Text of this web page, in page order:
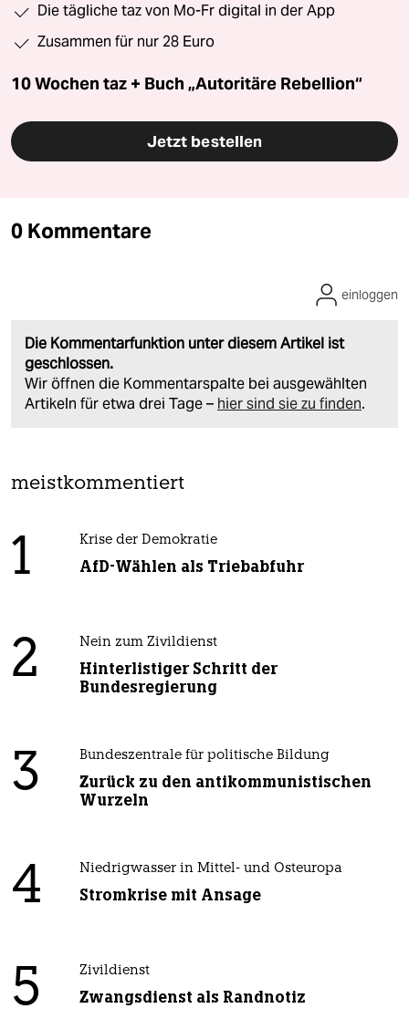
Die tägliche taz von Mo-Fr digital in der App
Zusammen für nur 28 Euro
10 Wochen taz + Buch „Autoritäre Rebellion“
Jetzt bestellen
0 Kommentare
Die Kommentarfunktion unter diesem Artikel ist
geschlossen.
Wir öffnen die Kommentarspalte bei ausgewählten
Artikeln für etwa drei Tage – hier sind sie zu finden.
einloggen
meistkommentiert
1 Krise der Demokratie
AfD-Wählen als Triebabfuhr
2 Nein zum Zivildienst
Hinterlistiger Schritt der
Bundesregierung
3 Bundeszentrale für politische Bildung
Zurück zu den antikommunistischen
Wurzeln
4 Niedrigwasser in Mittel- und Osteuropa
Stromkrise mit Ansage
5 Zivildienst
Zwangsdienst als Randnotiz